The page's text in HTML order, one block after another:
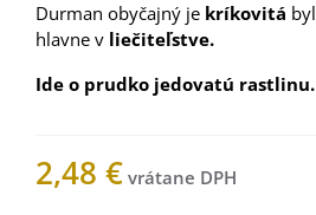
Durman obyčajný je kríkovitá
hlavne v liečiteľstve.
Ide o prudko jedovatú rastlinu.
2,48 €